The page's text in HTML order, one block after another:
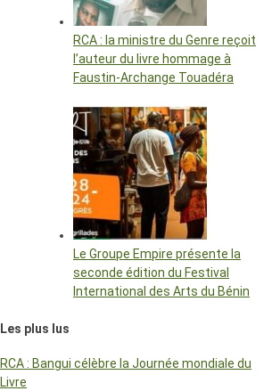
RCA : la ministre du Genre reçoit
l’auteur du livre hommage à
Faustin-Archange Touadéra
Le Groupe Empire présente la
seconde édition du Festival
International des Arts du Bénin
Les plus lus
RCA : Bangui célèbre la Journée mondiale du
Livre